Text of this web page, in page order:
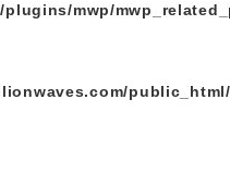
mwp/